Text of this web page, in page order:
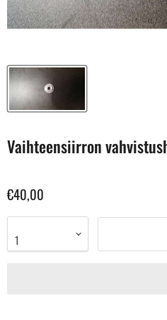
Vaihteensiirron
€40,00